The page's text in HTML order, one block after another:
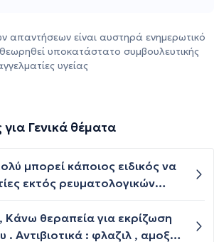
απαντήσεων είναι αυστηρά ενημερωτικό
υποκατάστατο συμβουλευτικής
υγείας
Γενικά θέματα
μπορεί κάποιος ειδικός να
εκτός ρευματολογικών
1 ή 2 μήνες άλλες φορές ήπια
σοβαρή! Σε επισκέψεις στα
. Αντιβιοτικά : φλαζιλ , αμοξιλ